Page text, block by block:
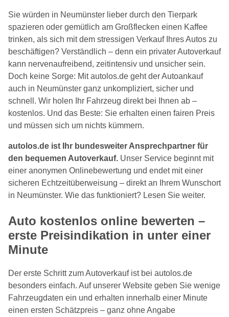
Sie würden in Neumünster lieber durch den Tierpark
spazieren oder gemütlich am Großflecken einen Kaffee
trinken, als sich mit dem stressigen Verkauf Ihres Autos zu
beschäftigen? Verständlich – denn ein privater Autoverkauf
kann nervenaufreibend, zeitintensiv und unsicher sein.
Doch keine Sorge: Mit autolos.de geht der Autoankauf
auch in Neumünster ganz unkompliziert, sicher und
schnell. Wir holen Ihr Fahrzeug direkt bei Ihnen ab –
kostenlos. Und das Beste: Sie erhalten einen fairen Preis
und müssen sich um nichts kümmern.
autolos.de ist Ihr bundesweiter Ansprechpartner für
den bequemen Autoverkauf. Unser Service beginnt mit
einer anonymen Onlinebewertung und endet mit einer
sicheren Echtzeitüberweisung – direkt an Ihrem Wunschort
in Neumünster. Wie das funktioniert? Lesen Sie weiter.
Auto kostenlos online bewerten –
erste Preisindikation in unter einer
Minute
Der erste Schritt zum Autoverkauf ist bei autolos.de
besonders einfach. Auf unserer Website geben Sie wenige
Fahrzeugdaten ein und erhalten innerhalb einer Minute
einen ersten Schätzpreis – ganz ohne Angabe